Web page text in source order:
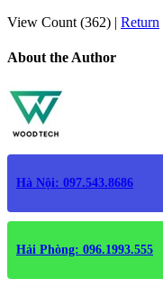
View Count (362) | Return
About the Author
Hà Nội: 097.543.8686
Hải Phòng: 096.1993.555